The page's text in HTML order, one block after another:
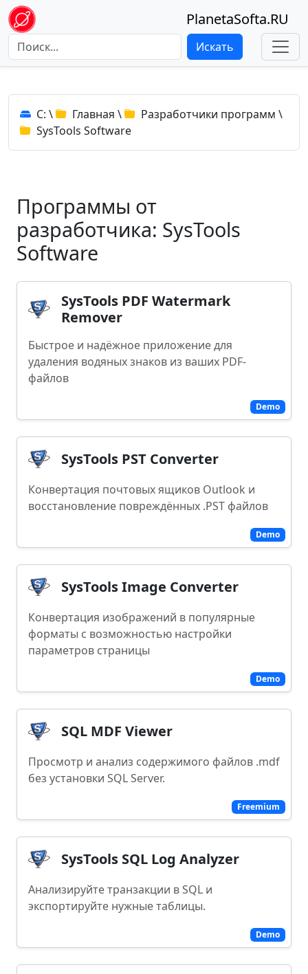
PlanetaSofta.RU
Искать
C: \ Главная \ Разработчики программ \
SysTools Software
Программы от
разработчика: SysTools
Software
Demo
SysTools PDF Watermark
Remover
Быстрое и надёжное приложение для
удаления водяных знаков из ваших PDF-
файлов
Demo
SysTools PST Converter
Конвертация почтовых ящиков Outlook и
восстановление повреждённых .PST файлов
Demo
SysTools Image Converter
Конвертация изображений в популярные
форматы с возможностью настройки
параметров страницы
Freemium
SQL MDF Viewer
Просмотр и анализ содержимого файлов .mdf
без установки SQL Server.
Demo
SysTools SQL Log Analyzer
Анализируйте транзакции в SQL и
экспортируйте нужные таблицы.